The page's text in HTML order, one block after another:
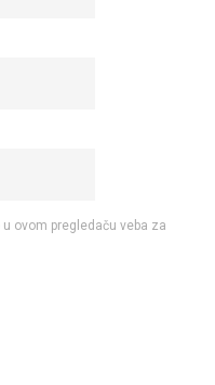
ovom pregledaču veba za